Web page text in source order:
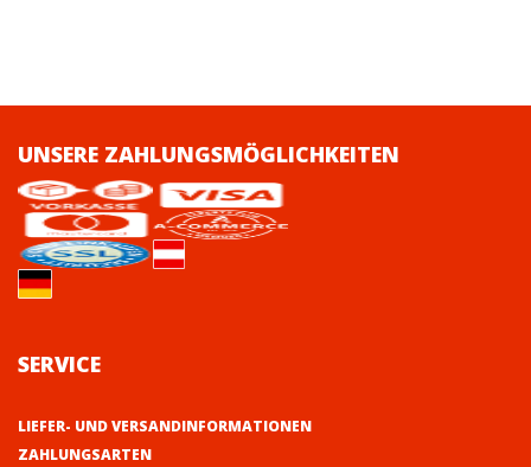
UNSERE ZAHLUNGSMÖGLICHKEITEN
SERVICE
LIEFER- UND VERSANDINFORMATIONEN
ZAHLUNGSARTEN